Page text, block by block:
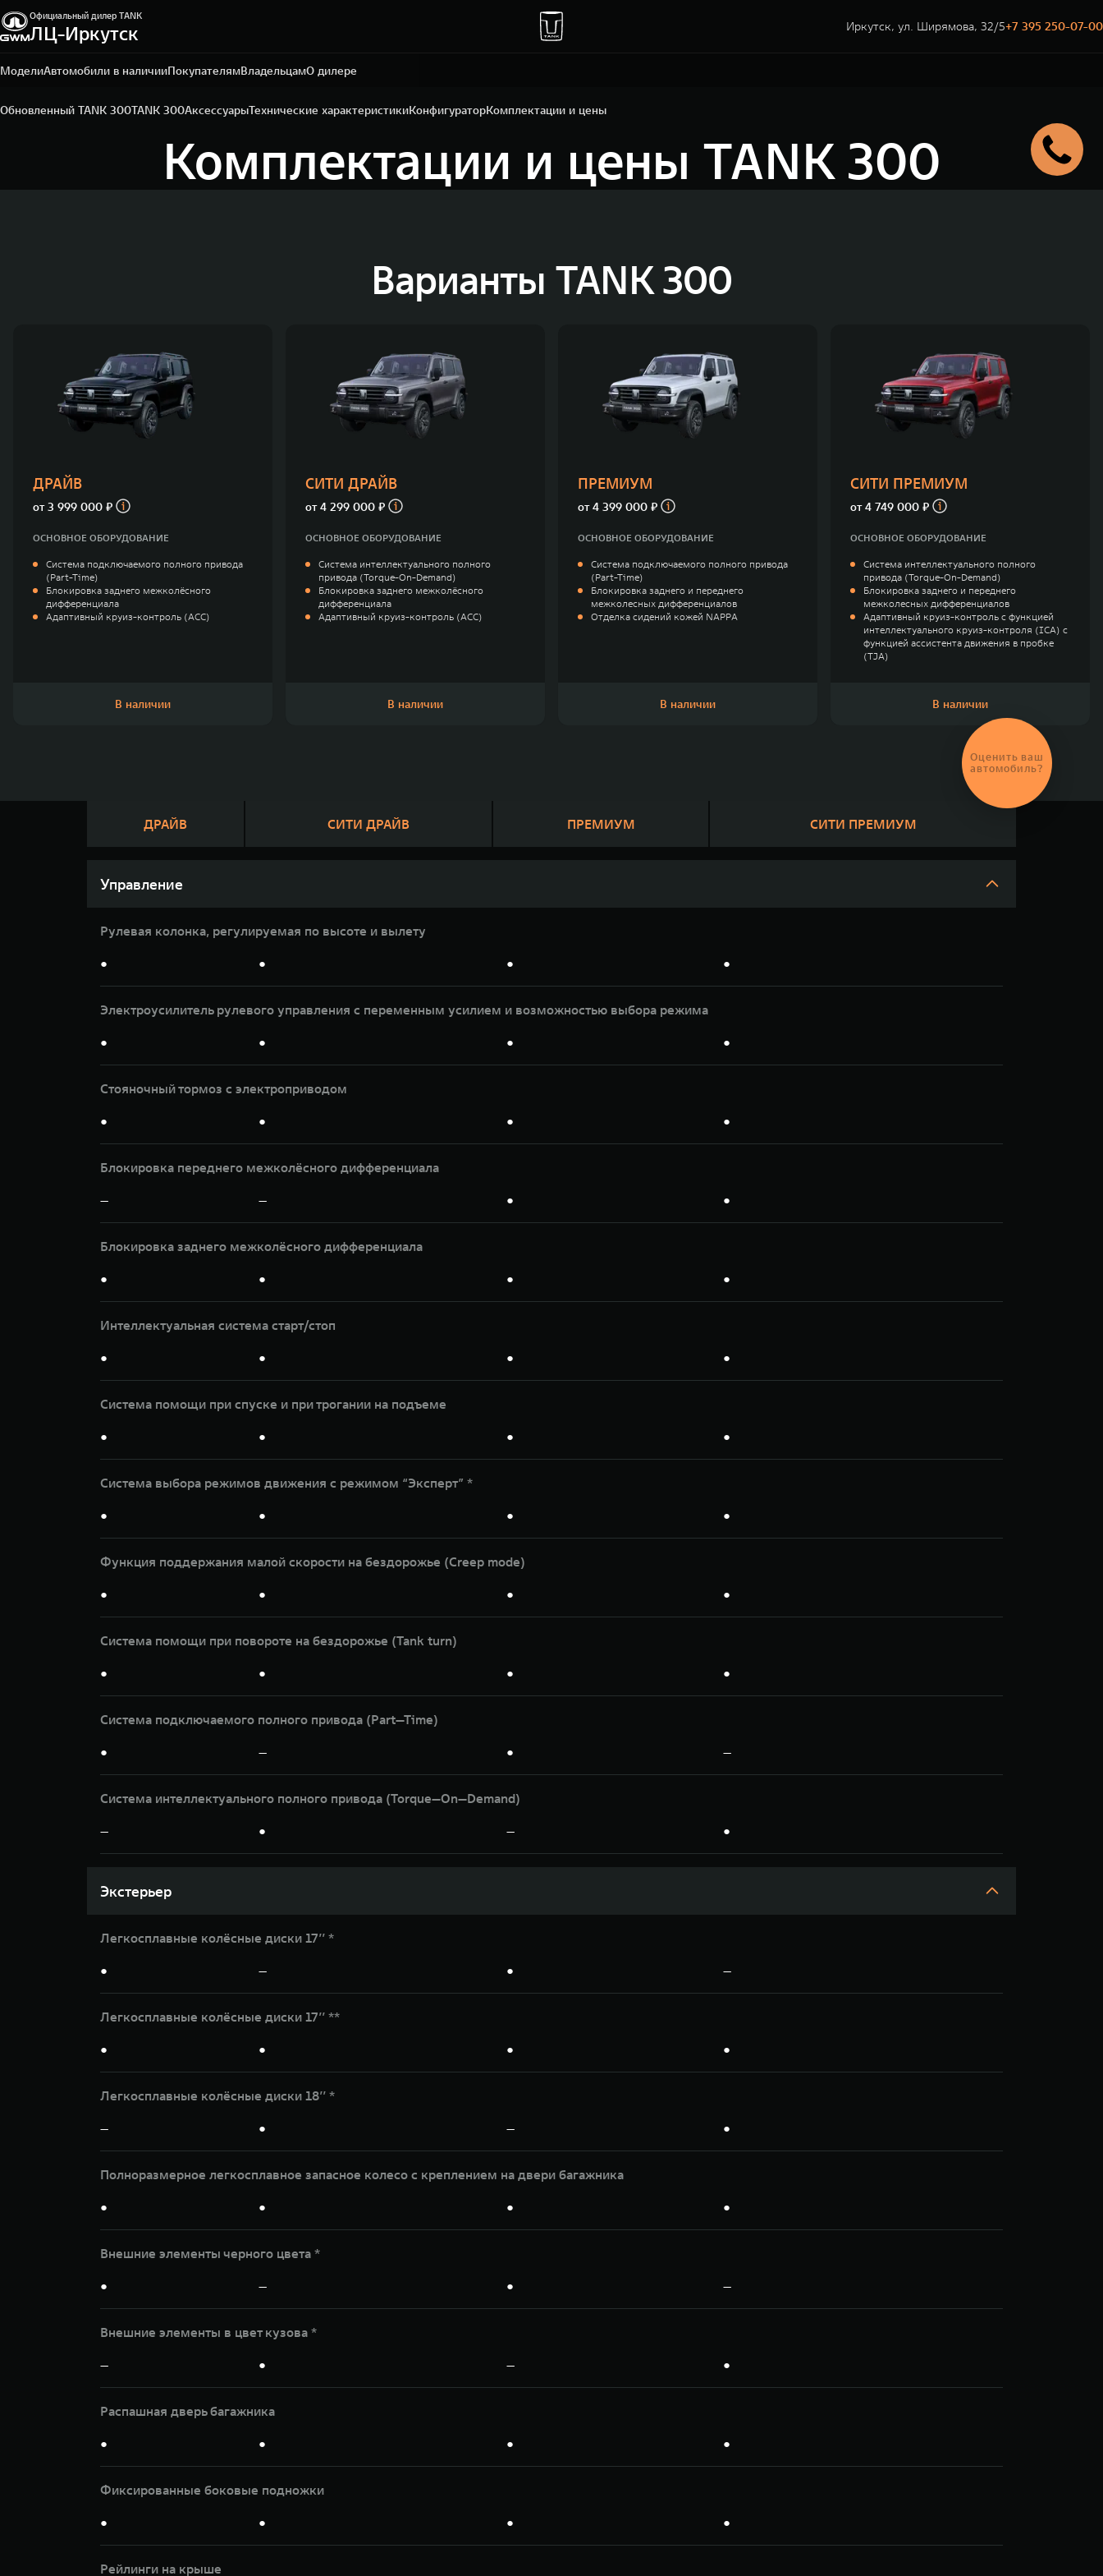
Официальный дилер TANK
ЛЦ-Иркутск Иркутск, ул. Ширямова, 32/5+7 395 250-07-00
МоделиАвтомобили в наличииПокупателямВладельцамО дилере
Иркутск, ул. Ширямова, 32/5
+7 395 250-07-00
Обновленный TANK 300TANK 300АксессуарыТехнические характеристикиКонфигураторКомплектации и цены
Комплектации и цены TANK 300
Варианты TANK 300
ДРАЙВ
от3 999 000 ₽
ОСНОВНОЕ ОБОРУДОВАНИЕ
Система подключаемого полного привода
(Part-Time)
Блокировка заднего межколёсного
дифференциала
Адаптивный круиз-контроль (ACC)
В наличии
СИТИ ДРАЙВ
от4 299 000 ₽
ОСНОВНОЕ ОБОРУДОВАНИЕ
Система интеллектуального полного
привода (Torque-On-Demand)
Блокировка заднего межколёсного
дифференциала
Адаптивный круиз-контроль (ACC)
В наличии
ПРЕМИУМ
от4 399 000 ₽
ОСНОВНОЕ ОБОРУДОВАНИЕ
Система подключаемого полного привода
(Part-Time)
Блокировка заднего и переднего
межколесных дифференциалов
Отделка сидений кожей NAPPA
В наличии
СИТИ ПРЕМИУМ
от4 749 000 ₽
ОСНОВНОЕ ОБОРУДОВАНИЕ
Система интеллектуального полного
привода (Torque-On-Demand)
Блокировка заднего и переднего
межколесных дифференциалов
Адаптивный круиз-контроль с функцией
интеллектуального круиз-контроля (ICA) с
функцией ассистента движения в пробке
(TJA)
В наличии
ДРАЙВ СИТИ ДРАЙВ ПРЕМИУМ СИТИ ПРЕМИУМ
Управление
Рулевая колонка, регулируемая по высоте и вылету
● ● ● ●
Электроусилитель рулевого управления с переменным усилием и возможностью выбора режима
● ● ● ●
Стояночный тормоз с электроприводом
● ● ● ●
Блокировка переднего межколёсного дифференциала
— — ● ●
Блокировка заднего межколёсного дифференциала
● ● ● ●
Интеллектуальная система старт/стоп
● ● ● ●
Система помощи при спуске и при трогании на подъеме
● ● ● ●
Система выбора режимов движения с режимом “Эксперт” *
● ● ● ●
Функция поддержания малой скорости на бездорожье (Creep mode)
● ● ● ●
Система помощи при повороте на бездорожье (Tank turn)
● ● ● ●
Система подключаемого полного привода (Part—Time)
● — ● —
Система интеллектуального полного привода (Torque—On—Demand)
— ● — ●
Экстерьер
Легкосплавные колёсные диски 17’’ *
● — ● —
Легкосплавные колёсные диски 17’’ **
● ● ● ●
Легкосплавные колёсные диски 18’’ *
— ● — ●
Полноразмерное легкосплавное запасное колесо с креплением на двери багажника
● ● ● ●
Внешние элементы черного цвета *
● — ● —
Внешние элементы в цвет кузова *
— ● — ●
Распашная дверь багажника
● ● ● ●
Фиксированные боковые подножки
● ● ● ●
Рейлинги на крыше
Оценить ваш
автомобиль?